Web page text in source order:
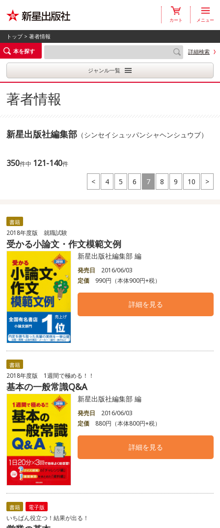
カート メニュー
トップ> 著者情報
本を探す
詳細検索
ジャンル一覧
著者情報
新星出版社編集部 （シンセイシュッパンシャヘンシュウブ）
350件中 121-140件
< 4 5 6 7 8 9 10 >
書籍
2018年度版 就職試験
受かる小論文・作文模範文例
新星出版社編集部 編
発売日
2016/06/03
定価
990円（本体900円+税）
詳細を見る
書籍
2018年度版 1週間で極める！！
基本の一般常識Q&A
新星出版社編集部 編
発売日
2016/06/03
定価
880円（本体800円+税）
詳細を見る
書籍 電子版
いちばん役立つ！結果が出る！